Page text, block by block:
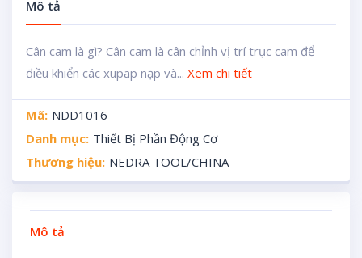
Mô tả
Cân cam là gì? Cân cam là cân chỉnh vị trí trục cam để
điều khiển các xupap nạp và... Xem chi tiết
Mã: NDD1016
Danh mục: Thiết Bị Phần Động Cơ
Thương hiệu: NEDRA TOOL/CHINA
Mô tả